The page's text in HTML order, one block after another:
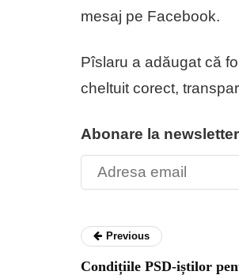
mesaj pe Facebook.
Pîslaru a adăugat că
cheltuit corect,
Abonare la
Previous
Condițiile PSD-iștilor